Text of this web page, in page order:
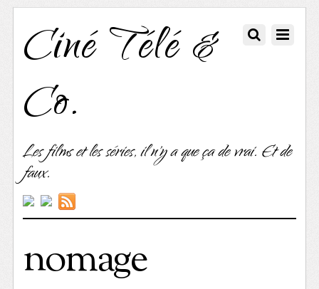
Ciné Télé &
Co.
Les films et les séries, il n'y a que ça de vrai. Et de
faux.
nomage